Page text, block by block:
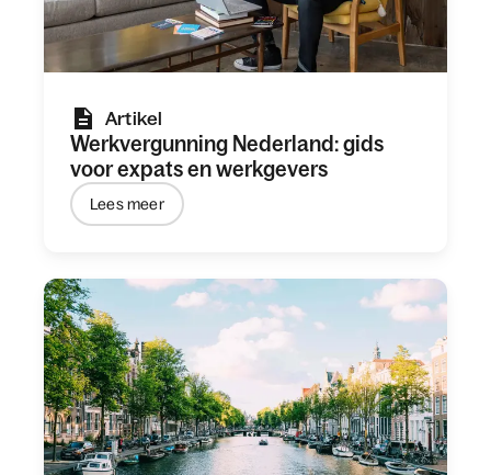
Artikel
Werkvergunning Nederland: gids
voor expats en werkgevers
Lees meer